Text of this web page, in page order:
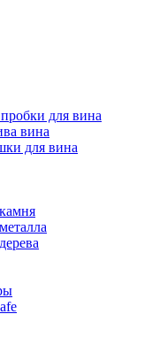
для вина
вина
для вина